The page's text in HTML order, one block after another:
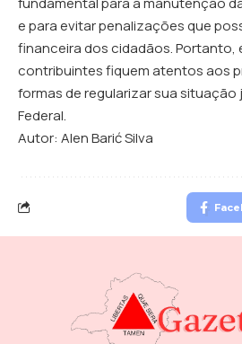
e para evitar penalizações que
financeira dos cidadãos. Portanto,
contribuintes fiquem atentos aos
formas de regularizar sua situação
Federal.
Autor: Alen Barić Silva